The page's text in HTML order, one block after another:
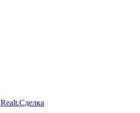
Realt.Сделка